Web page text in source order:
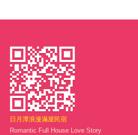
日月潭浪漫滿屋民宿
Romantic Full House Love Story